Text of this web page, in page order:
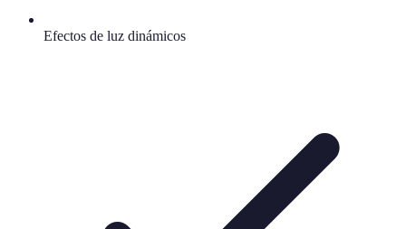
Efectos de luz dinámicos